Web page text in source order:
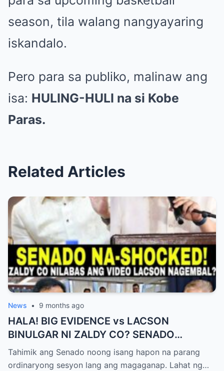
season, tila walang nangyayaring
iskandalo.
Pero para sa publiko, malinaw ang
isa: HULING-HULI na si Kobe
Paras.
Related Articles
News • 9 months ago
HALA! BIG EVIDENCE vs LACSON
BINULGAR NI ZALDY CO? SENADO
NASHOCK SA SIKRETO NA KINABAHAN
PAti SI SOTTO!
Tahimik ang Senado noong isang hapon na parang
ordinaryong sesyon lang ang magaganap. Lahat ng…